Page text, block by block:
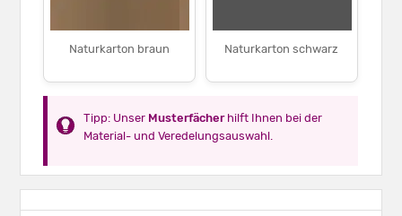
Naturkarton braun Naturkarton schwarz
Tipp: Unser Musterfächerhilft Ihnen bei der
Material- und Veredelungsauswahl.